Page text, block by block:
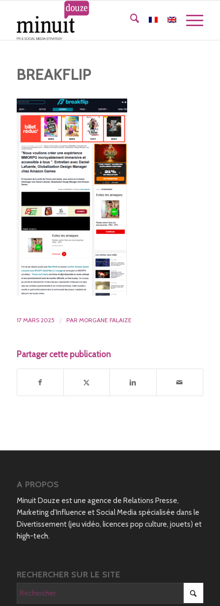
BREAKFLIP
17 MARS 2025 / PAR MORGANE FALAIZE
Partager cette publication
A PROPOS
Minuit Douze est une agence de Relations Presse,
Marketing d’Influence et Social Media spécialisée dans le
Divertissement (jeu vidéo, licences pop culture, jouets) et
high-tech.
RECHERCHER SUR LE SITE